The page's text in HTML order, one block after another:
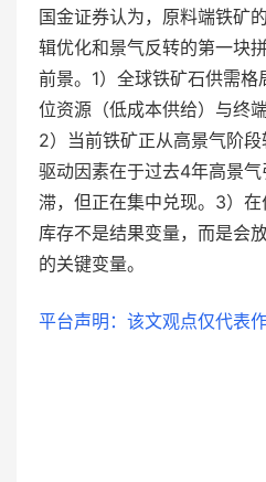
国金证券认为，原料端铁矿
辑优化和景气反转的第一块
前景。1）全球铁矿石供需
位资源（低成本供给）与终
2）当前铁矿正从高景气阶
驱动因素在于过去4年高景
滞，但正在集中兑现。3）在
库存不是结果变量，而是会
的关键变量。
平台声明：该文观点仅代表